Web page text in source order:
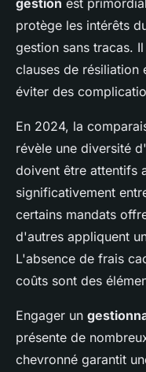
protège les intérêts
gestion sans tracas.
clauses de résiliation
éviter des
En 2024, la
révèle une diversité
doivent être attentifs
significativement
certains mandats
d'autres appliquent
L'absence de frais
coûts sont des
Engager un
présente de
chevronné garantit